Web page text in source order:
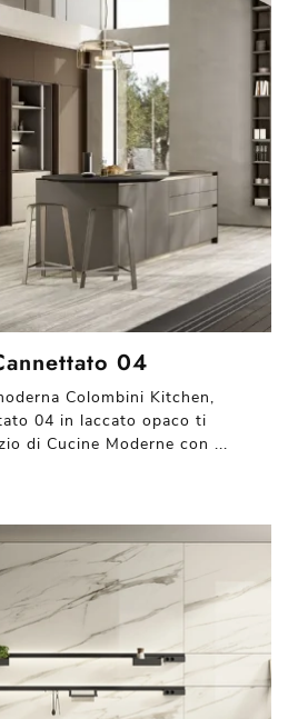
04
Colombini Kitchen,
04 in laccato opaco ti
di Cucine Moderne con ...